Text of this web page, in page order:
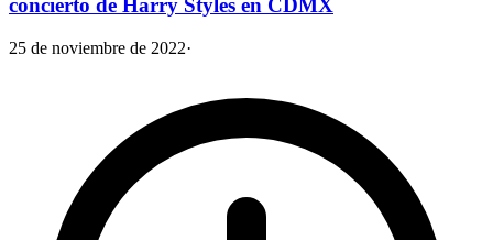
concierto de Harry Styles en CDMX
25 de noviembre de 2022·